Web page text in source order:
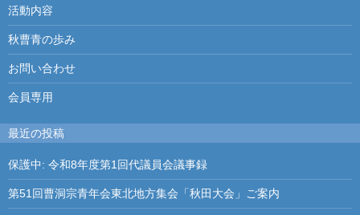
ゲ
ー
シ
ョ
ン
活動内容
秋曹青の歩み
お問い合わせ
会員専用
最近の投稿
保護中: 令和8年度第1回代議員会議事録
第51回曹洞宗青年会東北地方集会「秋田大会」ご案内